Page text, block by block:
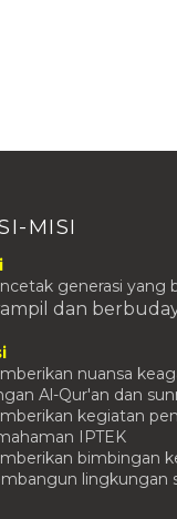
MISI
generasi yang
dan
nuansa
Al-Qur'an dan
kegiatan
IPTEK
bimbingan
lingkungan